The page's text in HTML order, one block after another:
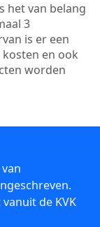
het van belang
3
is er een
en ook
worden
de KVK